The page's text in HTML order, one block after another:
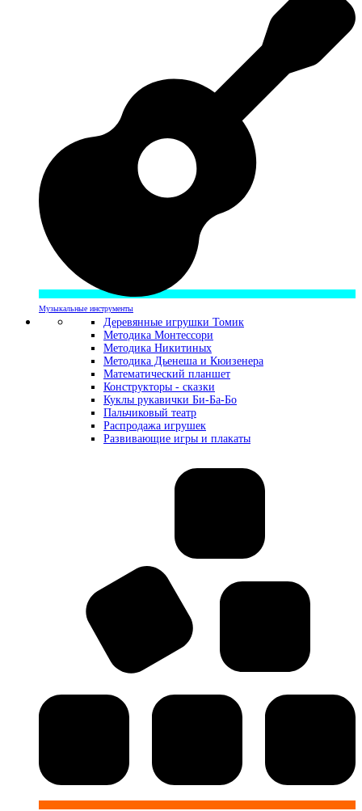
Музыкальные инструменты
Деревянные игрушки Томик
Методика Монтессори
Методика Никитиных
Методика Дьенеша и Кюизенера
Математический планшет
Конструкторы - сказки
Куклы рукавички Би-Ба-Бо
Пальчиковый театр
Распродажа игрушек
Развивающие игры и плакаты